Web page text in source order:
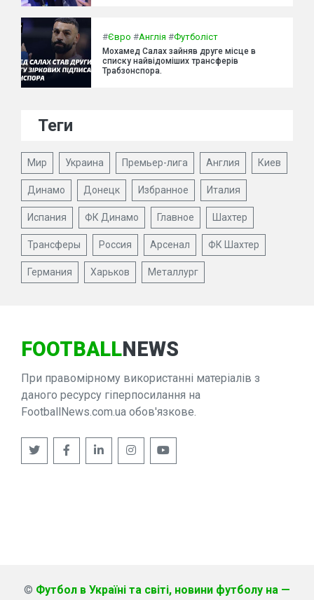
#Євро #Англія #Футболіст
Мохамед Салах зайняв друге місце в
списку найвідоміших трансферів
Трабзонспора.
Теги
Мир Украина Премьер-лига Англия Киев
Динамо Донецк Избранное Италия
Испания ФК Динамо Главное Шахтер
Трансферы Россия Арсенал ФК Шахтер
Германия Харьков Металлург
FOOTBALLNEWS
При правомірному використанні матеріалів з
даного ресурсу гіперпосилання на
FootballNews.com.ua обов'язкове.
© Футбол в Україні та світі, новини футболу на —